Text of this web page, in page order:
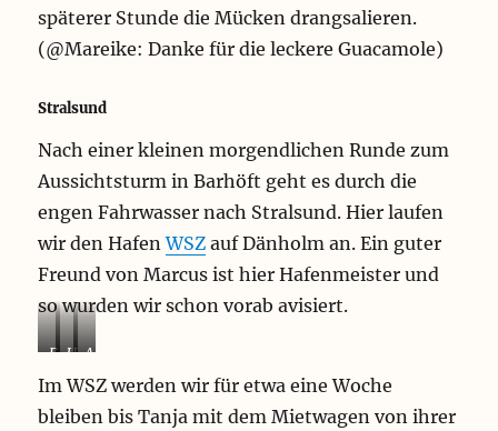
späterer Stunde die Mücken drangsalieren.
(@Mareike: Danke für die leckere Guacamole)
Stralsund
Nach einer kleinen morgendlichen Runde zum
Aussichtsturm in Barhöft geht es durch die
engen Fahrwasser nach Stralsund. Hier laufen
wir den HafenWSZ auf Dänholm an. Ein guter
Freund von Marcus ist hier Hafenmeister und
so wurden wir schon vorab avisiert.
E
s
b
U
n
s
e
A
u
s
b
Im WSZ werden wir für etwa eine Woche
bleiben bis Tanja mit dem Mietwagen von ihrer